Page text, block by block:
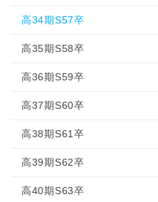
高34期S57卒
高35期S58卒
高36期S59卒
高37期S60卒
高38期S61卒
高39期S62卒
高40期S63卒